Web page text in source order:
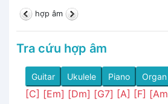
hợp âm
Tra cứu hợp âm
Guitar Ukulele Piano Organ
[C] [Em] [Dm] [G7] [A] [F]